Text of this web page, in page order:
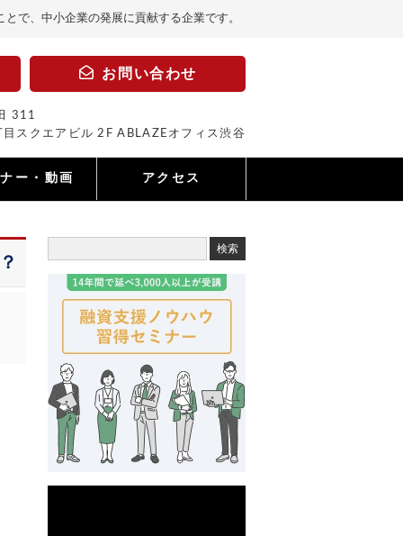
で、中小企業の発展に貢献する企業です。
お問い合わせ
311
スクエアビル 2F ABLAZEオフィス渋谷
ー・動画 アクセス